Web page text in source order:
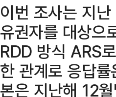
이번 조사는 지
유권자를 대상으
RDD 방식 ARS
한 관계로 응답
본은 지난해 12